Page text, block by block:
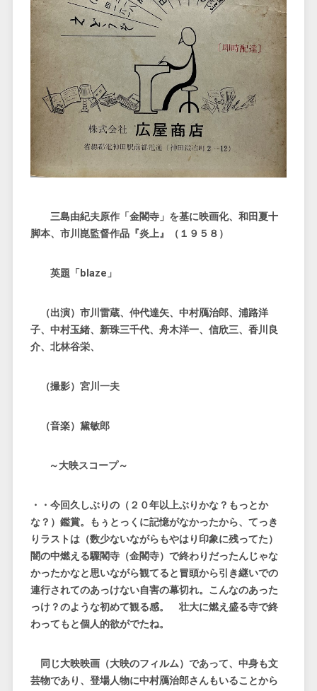
三島由紀夫原作「金閣寺」を基に映画化、和田夏十
脚本、市川崑監督作品『炎上』（１９５８）
英題「blaze」
（出演）市川雷蔵、仲代達矢、中村鴈治郎、浦路洋
子、中村玉緒、新珠三千代、舟木洋一、信欣三、香川良
介、北林谷栄、
（撮影）宮川一夫
（音楽）黛敏郎
～大映スコープ～
・・今回久しぶりの（２０年以上ぶりかな？もっとか
な？）鑑賞。もぅとっくに記憶がなかったから、てっき
りラストは（数少ないながらもやはり印象に残ってた）
闇の中燃える驟閣寺（金閣寺）で終わりだったんじゃな
かったかなと思いながら観てると冒頭から引き継いでの
連行されてのあっけない自害の幕切れ。こんなのあった
っけ？のような初めて観る感。 壮大に燃え盛る寺で終
わってもと個人的欲がでたね。
同じ大映映画（大映のフィルム）であって、中身も文
芸物であり、登場人物に中村鴈治郎さんもいることから